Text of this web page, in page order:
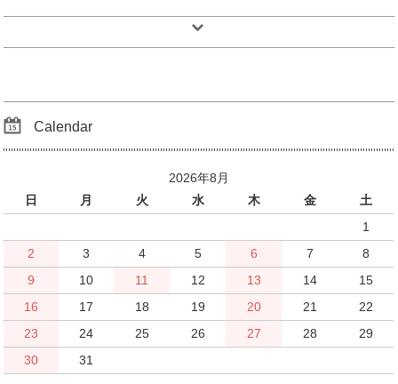
Calendar
2026年8月
日
月 火 水 木 金
土
1
2
3 4 5 6 7
8
9
10 11 12 13 14
15
16
17 18 19 20 21
22
23
24 25 26 27 28
29
30
31